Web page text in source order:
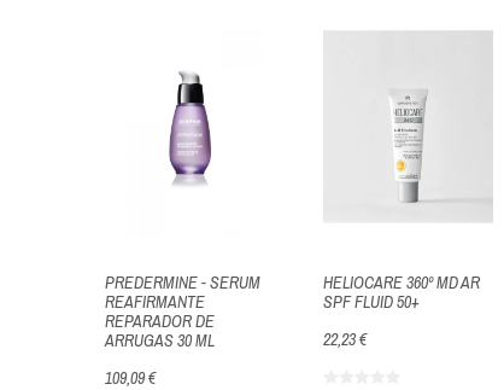
PREDERMINE - SERUM
REAFIRMANTE
REPARADOR DE
ARRUGAS 30 ML
109,09 €
HELIOCARE 360º MD AR
SPF FLUID 50+
22,23 €